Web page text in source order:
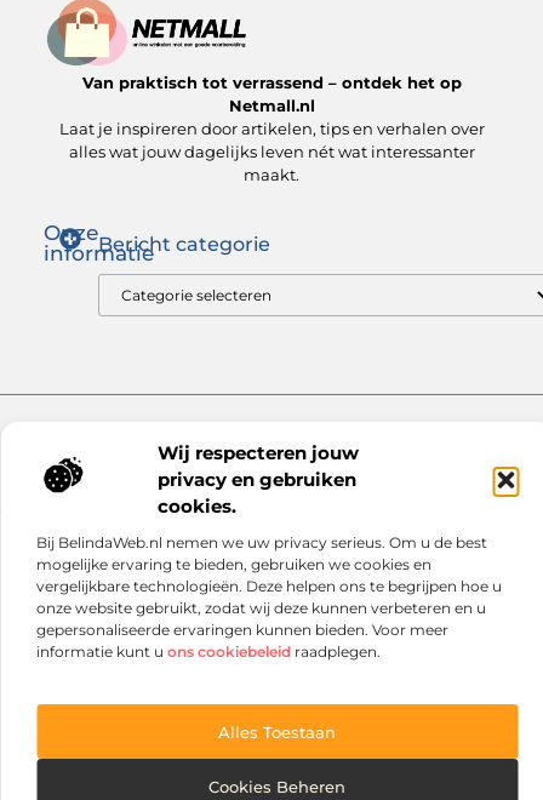
Wij respecteren jouw
privacy en gebruiken
cookies.
Bij BelindaWeb.nl nemen we uw privacy serieus. Om u de best
mogelijke ervaring te bieden, gebruiken we cookies en
vergelijkbare technologieën. Deze helpen ons te begrijpen hoe u
onze website gebruikt, zodat wij deze kunnen verbeteren en u
gepersonaliseerde ervaringen kunnen bieden. Voor meer
informatie kunt u ons cookiebeleid raadplegen.
Alles Toestaan
Cookies Beheren
Van praktisch tot verrassend – ontdek het op
Netmall.nl
Laat je inspireren door artikelen, tips en verhalen over
alles wat jouw dagelijks leven nét wat interessanter
maakt.
Onze
informatieBericht categorie
@2025 www.netmall.nl. All Right Reserved.